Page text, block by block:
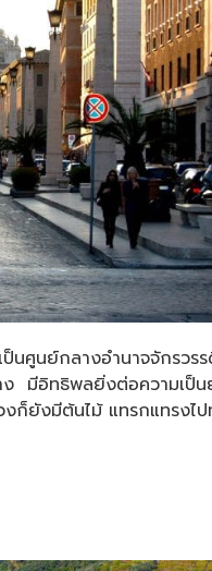
ป็นศูนย์กลางอำนาจจักรว
มีอิทธิพลยิ่งต่อความเป็
งก็ยังมีต้นไม้ แทรกแทรง